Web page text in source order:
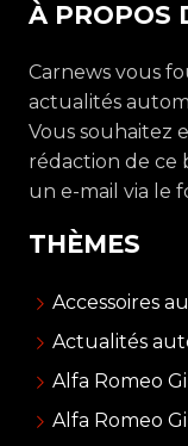
À PROPOS
Carnews vous
actualités
Vous souhaitez
rédaction de ce
un e-mail via le
THÈMES
Accessoires
Actualités
Alfa Romeo
Alfa Romeo